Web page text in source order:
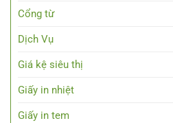
Cổng từ
Dịch Vụ
Giá kệ siêu thị
Giấy in nhiệt
Giấy in tem